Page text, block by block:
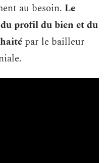
au besoin. Le
profil du bien et du
par le bailleur